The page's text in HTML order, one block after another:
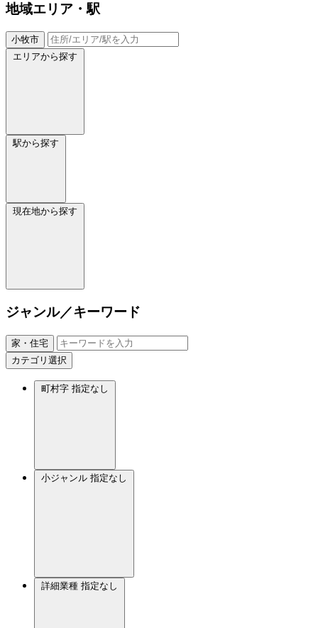
地域エリア・駅
小牧市
エリアから探す
駅から探す
現在地から探す
ジャンル／キーワード
家・住宅
カテゴリ選択
町村字 指定なし
小ジャンル 指定なし
詳細業種 指定なし